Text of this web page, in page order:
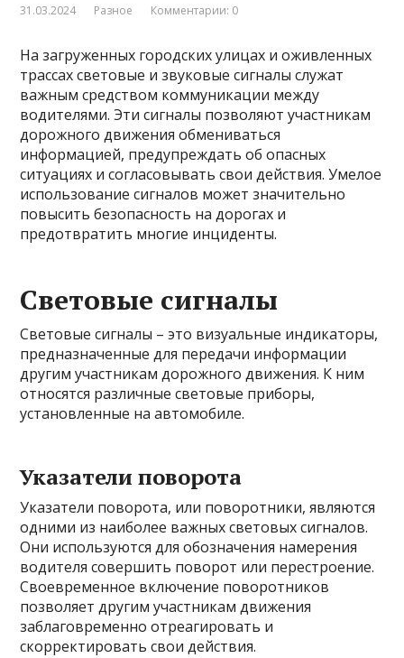
31.03.2024 Разное Комментарии: 0
На загруженных городских улицах и оживленных
трассах световые и звуковые сигналы служат
важным средством коммуникации между
водителями. Эти сигналы позволяют участникам
дорожного движения обмениваться
информацией, предупреждать об опасных
ситуациях и согласовывать свои действия. Умелое
использование сигналов может значительно
повысить безопасность на дорогах и
предотвратить многие инциденты.
Световые сигналы
Световые сигналы – это визуальные индикаторы,
предназначенные для передачи информации
другим участникам дорожного движения. К ним
относятся различные световые приборы,
установленные на автомобиле.
Указатели поворота
Указатели поворота, или поворотники, являются
одними из наиболее важных световых сигналов.
Они используются для обозначения намерения
водителя совершить поворот или перестроение.
Своевременное включение поворотников
позволяет другим участникам движения
заблаговременно отреагировать и
скорректировать свои действия.